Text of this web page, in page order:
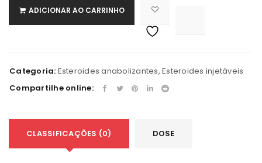
ADICIONAR AO CARRINHO
Categoria: Esteroides anabolizantes, Esteroides injetáveis
Compartilhe online:
CLASSIFICAÇÕES (0) DOSE